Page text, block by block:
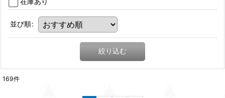
並び順:
絞り込む
169件